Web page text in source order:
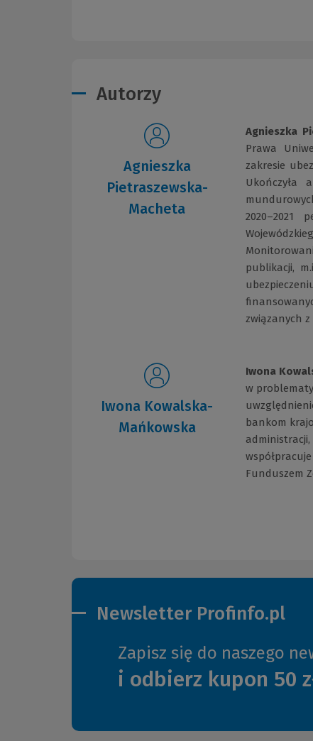
Autorzy
Agnieszka
Pietraszewska-
Macheta
Agnieszka
Prawa
zakresie
Ukończyła
2020–2021
publikacji,
związanych
Iwona Kowalska-
Mańkowska
Iwona
w
bankom
Funduszem
Newsletter Profinfo.pl
Zapisz się do naszego
i odbierz kupon 50